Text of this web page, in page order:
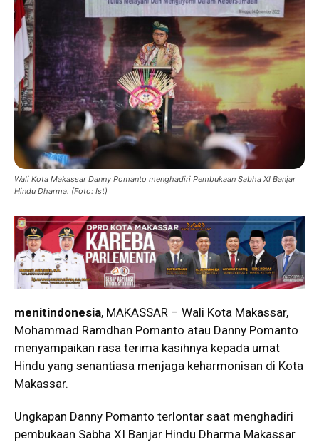
Wali Kota Makassar Danny Pomanto menghadiri Pembukaan Sabha XI Banjar
Hindu Dharma. (Foto: Ist)
menitindonesia, MAKASSAR – Wali Kota Makassar,
Mohammad Ramdhan Pomanto atau Danny Pomanto
menyampaikan rasa terima kasihnya kepada umat
Hindu yang senantiasa menjaga keharmonisan di Kota
Makassar.
Ungkapan Danny Pomanto terlontar saat menghadiri
pembukaan Sabha XI Banjar Hindu Dharma Makassar